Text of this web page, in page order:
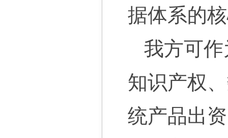
据体系的
我方可
知识产权
统产品出